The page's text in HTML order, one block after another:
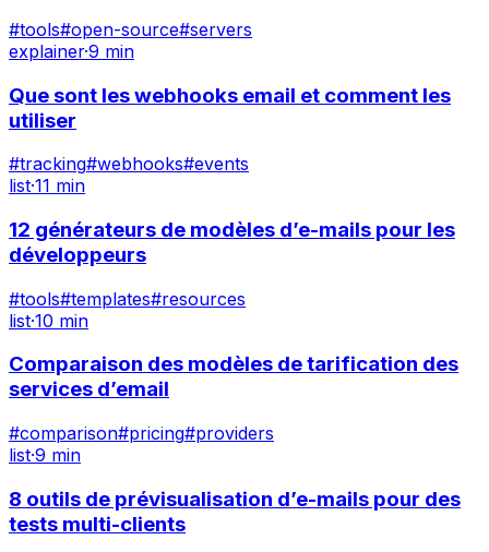
#tools#open-source#servers
explainer·9 min
Que sont les webhooks email et comment les
utiliser
#tracking#webhooks#events
list·11 min
12 générateurs de modèles d’e-mails pour les
développeurs
#tools#templates#resources
list·10 min
Comparaison des modèles de tarification des
services d’email
#comparison#pricing#providers
list·9 min
8 outils de prévisualisation d’e-mails pour des
tests multi-clients